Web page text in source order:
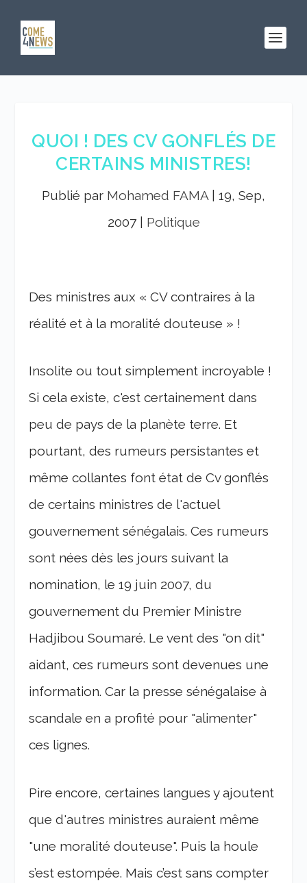
QUOI ! DES CV GONFLÉS DE
CERTAINS MINISTRES!
Publié par Mohamed FAMA
19, Sep,
2007| Politique
Des ministres aux « CV contraires à la
réalité et à la moralité douteuse » !
Insolite ou tout simplement incroyable !
Si cela existe, c'est certainement dans
peu de pays de la planète terre. Et
pourtant, des rumeurs persistantes et
même collantes font état de Cv gonflés
de certains ministres de l'actuel
gouvernement sénégalais. Ces rumeurs
sont nées dès les jours suivant la
nomination, le 19 juin 2007, du
gouvernement du Premier Ministre
Hadjibou Soumaré. Le vent des "on dit"
aidant, ces rumeurs sont devenues une
information. Car la presse sénégalaise à
scandale en a profité pour "alimenter"
ces lignes.
Pire encore, certaines langues y ajoutent
que d'autres ministres auraient même
"une moralité douteuse". Puis la houle
s’est estompée. Mais c’est sans compter